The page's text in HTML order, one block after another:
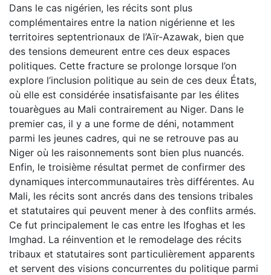
Dans le cas nigérien, les récits sont plus
complémentaires entre la nation nigérienne et les
territoires septentrionaux de l’Aïr-Azawak, bien que
des tensions demeurent entre ces deux espaces
politiques. Cette fracture se prolonge lorsque l’on
explore l’inclusion politique au sein de ces deux États,
où elle est considérée insatisfaisante par les élites
touarègues au Mali contrairement au Niger. Dans le
premier cas, il y a une forme de déni, notamment
parmi les jeunes cadres, qui ne se retrouve pas au
Niger où les raisonnements sont bien plus nuancés.
Enfin, le troisième résultat permet de confirmer des
dynamiques intercommunautaires très différentes. Au
Mali, les récits sont ancrés dans des tensions tribales
et statutaires qui peuvent mener à des conflits armés.
Ce fut principalement le cas entre les Ifoghas et les
Imghad. La réinvention et le remodelage des récits
tribaux et statutaires sont particulièrement apparents
et servent des visions concurrentes du politique parmi